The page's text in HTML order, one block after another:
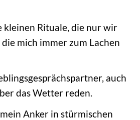
kleinen Rituale, die nur wir
mich immer zum Lachen
auch
das Wetter reden.
Anker in stürmischen